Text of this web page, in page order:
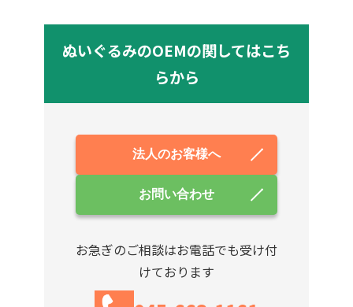
ぬいぐるみのOEMの関してはこち
らから
法人のお客様へ
お問い合わせ
お急ぎのご相談はお電話でも受け付
けております